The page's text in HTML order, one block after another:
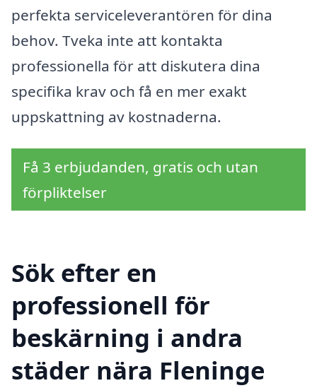
perfekta serviceleverantören för dina
behov. Tveka inte att kontakta
professionella för att diskutera dina
specifika krav och få en mer exakt
uppskattning av kostnaderna.
Få 3 erbjudanden, gratis och utan
förpliktelser
Sök efter en
professionell för
beskärning i andra
städer nära Fleninge